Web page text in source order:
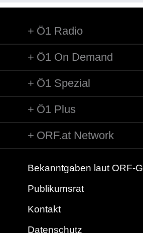
Ö1 Radio
Ö1 On Demand
Ö1 Spezial
Ö1 Plus
ORF.at Network
Bekanntgaben laut ORF-G
Publikumsrat
Kontakt
Datenschutz